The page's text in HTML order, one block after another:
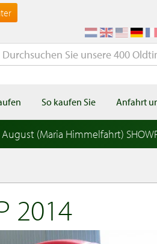
So kaufen Sie Anfahrt
August (Maria Himmelfahrt)
2014